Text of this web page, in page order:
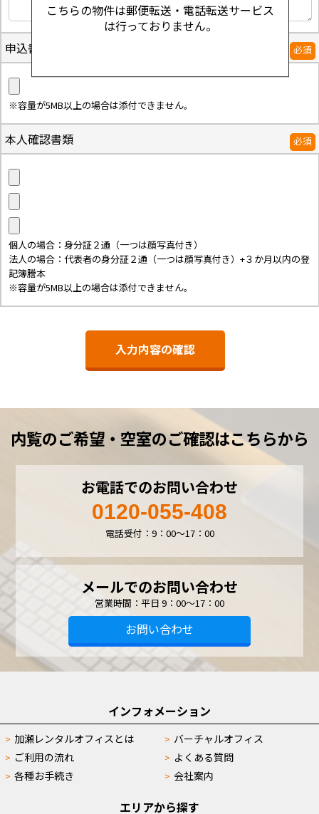
申込書兼契約書 必須
※容量が5MB以上の場合は添付できません。
本人確認書類 必須
個人の場合：身分証２通（一つは顔写真付き）
法人の場合：代表者の身分証２通（一つは顔写真付き）+３か月以内の登
記簿謄本
※容量が5MB以上の場合は添付できません。
こちらの物件は郵便転送・電話転送サービス
は行っておりません。
内覧のご希望・空室のご確認はこちらから
お電話でのお問い合わせ
0120-055-408
電話受付：9：00～17：00
メールでのお問い合わせ
営業時間：平日 9：00～17：00
お問い合わせ
インフォメーション
加瀬レンタルオフィスとは
バーチャルオフィス
ご利用の流れ
よくある質問
各種お手続き
会社案内
エリアから探す